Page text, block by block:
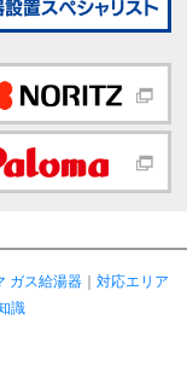
ガス給湯器｜ 対応エリア
識